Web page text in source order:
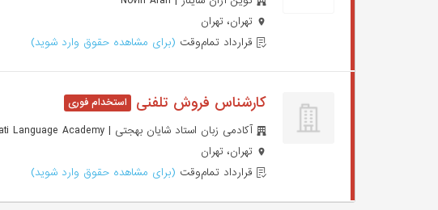
تهران، تهران
قرارداد تمام‌وقت (برای مشاهده حقوق وارد شوید)
کارشناس فروش تلفنی
آکادمی زبان استاد شایان بهجتی | Behjati Language Academy
تهران، تهران
قرارداد تمام‌وقت (برای مشاهده حقوق وارد شوید)